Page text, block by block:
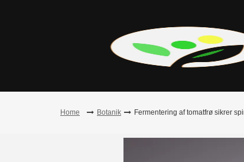
Home Botanik Fermentering af tomatfrø sikrer